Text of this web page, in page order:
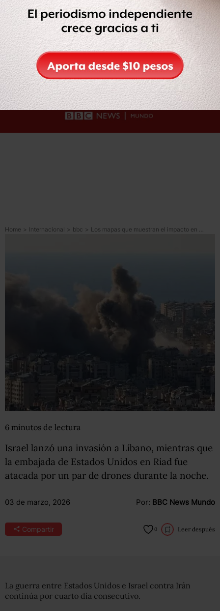
Home > Internacional > bbc >
6 minutos de lectura
Israel lanzó una invasión a Líbano, mientras que
la embajada de Estados Unidos en Riad fue
atacada por un par de drones durante la noche.
03 de marzo, 2026 Por: BBC News Mundo
Compartir 0 Leer después
La guerra entre Estados Unidos e Israel contra Irán
continúa por cuarto día consecutivo.